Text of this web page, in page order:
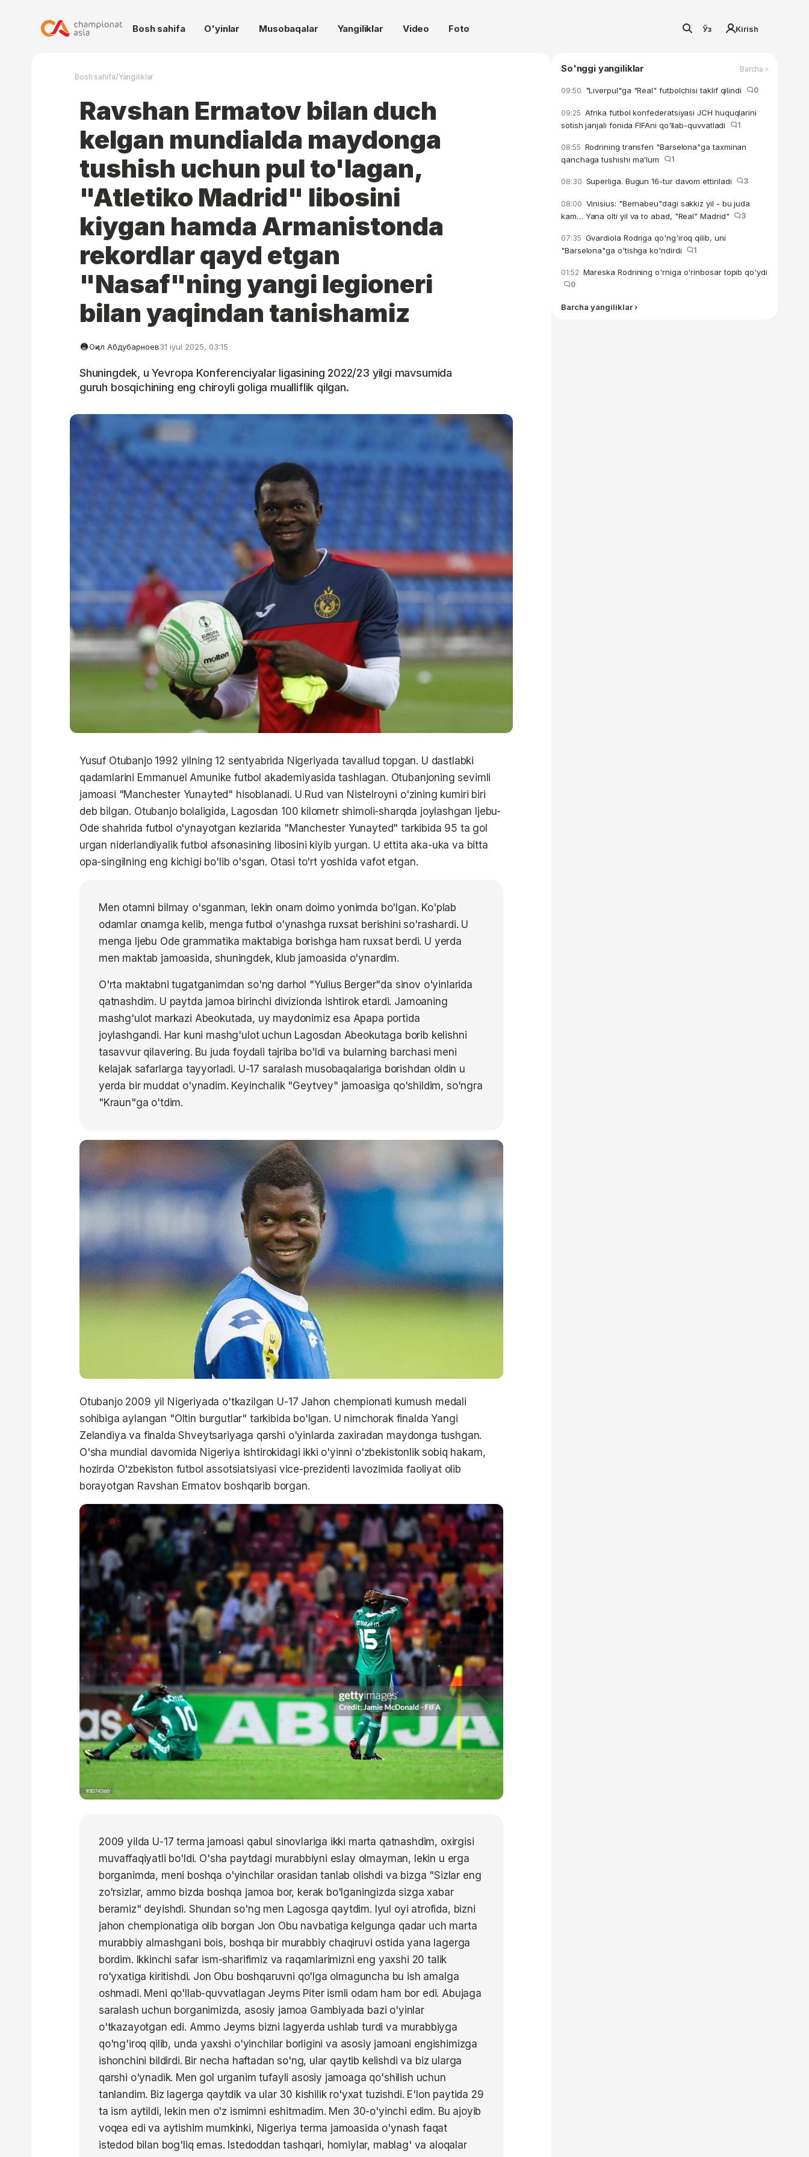
Bosh sahifa O'yinlar Musobaqalar Yangiliklar Video Foto Ўз Kirish
Bosh sahifa/Yangiliklar
Ravshan Ermatov bilan duch
kelgan mundialda maydonga
tushish uchun pul to'lagan,
"Atletiko Madrid" libosini
kiygan hamda Armanistonda
rekordlar qayd etgan
"Nasaf"ning yangi legioneri
bilan yaqindan tanishamiz
Оқил Абдубарноев31 iyul 2025, 03:15
Shuningdek, u Yevropa Konferenciyalar ligasining 2022/23 yilgi mavsumida
guruh bosqichining eng chiroyli goliga mualliflik qilgan.
Yusuf Otubanjo 1992 yilning 12 sentyabrida Nigeriyada tavallud topgan. U dastlabki
qadamlarini Emmanuel Amunike futbol akademiyasida tashlagan. Otubanjoning sevimli
jamoasi "Manchester Yunayted" hisoblanadi. U Rud van Nistelroyni o'zining kumiri biri
deb bilgan. Otubanjo bolaligida, Lagosdan 100 kilometr shimoli-sharqda joylashgan Ijebu-
Ode shahrida futbol o'ynayotgan kezlarida "Manchester Yunayted" tarkibida 95 ta gol
urgan niderlandiyalik futbol afsonasining libosini kiyib yurgan. U ettita aka-uka va bitta
opa-singilning eng kichigi bo'lib o'sgan. Otasi to'rt yoshida vafot etgan.
Men otamni bilmay o'sganman, lekin onam doimo yonimda bo'lgan. Ko'plab
odamlar onamga kelib, menga futbol o'ynashga ruxsat berishini so'rashardi. U
menga Ijebu Ode grammatika maktabiga borishga ham ruxsat berdi. U yerda
men maktab jamoasida, shuningdek, klub jamoasida o'ynardim.
O'rta maktabni tugatganimdan so'ng darhol "Yulius Berger"da sinov o'yinlarida
qatnashdim. U paytda jamoa birinchi divizionda ishtirok etardi. Jamoaning
mashg'ulot markazi Abeokutada, uy maydonimiz esa Apapa portida
joylashgandi. Har kuni mashg'ulot uchun Lagosdan Abeokutaga borib kelishni
tasavvur qilavering. Bu juda foydali tajriba bo'ldi va bularning barchasi meni
kelajak safarlarga tayyorladi. U-17 saralash musobaqalariga borishdan oldin u
yerda bir muddat o'ynadim. Keyinchalik "Geytvey" jamoasiga qo'shildim, so'ngra
"Kraun"ga o'tdim.
Otubanjo 2009 yil Nigeriyada o'tkazilgan U-17 Jahon chempionati kumush medali
sohibiga aylangan "Oltin burgutlar" tarkibida bo'lgan. U nimchorak finalda Yangi
Zelandiya va finalda Shveytsariyaga qarshi o'yinlarda zaxiradan maydonga tushgan.
O'sha mundial davomida Nigeriya ishtirokidagi ikki o'yinni o'zbekistonlik sobiq hakam,
hozirda O'zbekiston futbol assotsiatsiyasi vice-prezidenti lavozimida faoliyat olib
borayotgan Ravshan Ermatov boshqarib borgan.
2009 yilda U-17 terma jamoasi qabul sinovlariga ikki marta qatnashdim, oxirgisi
muvaffaqiyatli bo'ldi. O'sha paytdagi murabbiyni eslay olmayman, lekin u erga
borganimda, meni boshqa o'yinchilar orasidan tanlab olishdi va bizga "Sizlar eng
zo'rsizlar, ammo bizda boshqa jamoa bor, kerak bo'lganingizda sizga xabar
beramiz" deyishdi. Shundan so'ng men Lagosga qaytdim. Iyul oyi atrofida, bizni
jahon chempionatiga olib borgan Jon Obu navbatiga kelgunga qadar uch marta
murabbiy almashgani bois, boshqa bir murabbiy chaqiruvi ostida yana lagerga
bordim. Ikkinchi safar ism-sharifimiz va raqamlarimizni eng yaxshi 20 talik
ro'yxatiga kiritishdi. Jon Obu boshqaruvni qo'lga olmaguncha bu ish amalga
oshmadi. Meni qo'llab-quvvatlagan Jeyms Piter ismli odam ham bor edi. Abujaga
saralash uchun borganimizda, asosiy jamoa Gambiyada bazi o'yinlar
o'tkazayotgan edi. Ammo Jeyms bizni lagyerda ushlab turdi va murabbiyga
qo'ng'iroq qilib, unda yaxshi o'yinchilar borligini va asosiy jamoani engishimizga
ishonchini bildirdi. Bir necha haftadan so'ng, ular qaytib kelishdi va biz ularga
qarshi o'ynadik. Men gol urganim tufayli asosiy jamoaga qo'shilish uchun
tanlandim. Biz lagerga qaytdik va ular 30 kishilik ro'yxat tuzishdi. E'lon paytida 29
ta ism aytildi, lekin men o'z ismimni eshitmadim. Men 30-o'yinchi edim. Bu ajoyib
voqea edi va aytishim mumkinki, Nigeriya terma jamoasida o'ynash faqat
istedod bilan bog'liq emas. Istedoddan tashqari, homiylar, mablag' va aloqalar
So'nggi yangiliklar Barcha ›
09:50 "Liverpul"ga "Real" futbolchisi taklif qilindi 0
09:25 Afrika futbol konfederatsiyasi JCH huquqlarini
sotish janjali fonida FIFAni qo'llab-quvvatladi
1
08:55 Rodrining transferi "Barselona"ga taxminan
qanchaga tushishi ma'lum
1
08:30 Superliga. Bugun 16-tur davom ettiriladi 3
08:00 Vinisius: "Bernabeu"dagi sakkiz yil - bu juda
kam… Yana olti yil va to abad, "Real" Madrid"
3
07:35 Gvardiola Rodriga qo'ng'iroq qilib, uni
"Barselona"ga o'tishga ko'ndirdi
1
01:52 Mareska Rodrining o'rniga o'rinbosar topib qo'ydi
0
Barcha yangiliklar ›